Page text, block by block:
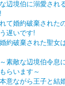
辺境伯に溺愛され
て婚約破棄されたの
遅いです!
約破棄された聖女
素敵な辺境伯令息
らいます～
意ながら王子と結